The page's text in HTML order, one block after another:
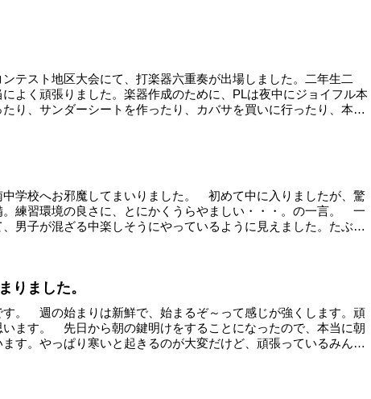
テスト地区大会にて、打楽器六重奏が出場しました。二年生二
よく頑張りました。楽器作成のために、PLは夜中にジョイフル本
り、サンダーシートを作ったり、カバサを買いに行ったり、本
中学校へお邪魔してまいりました。 初めて中に入りましたが、驚
。練習環境の良さに、とにかくうらやましい・・・。の一言。 一
男子が混ざる中楽しそうにやっているように見えました。たぶ
りました。
す。 週の始まりは新鮮で、始まるぞ～って感じが強くします。頑
います。 先日から朝の鍵明けをすることになったので、本当に朝
す。やっぱり寒いと起きるのが大変だけど、頑張っているみん